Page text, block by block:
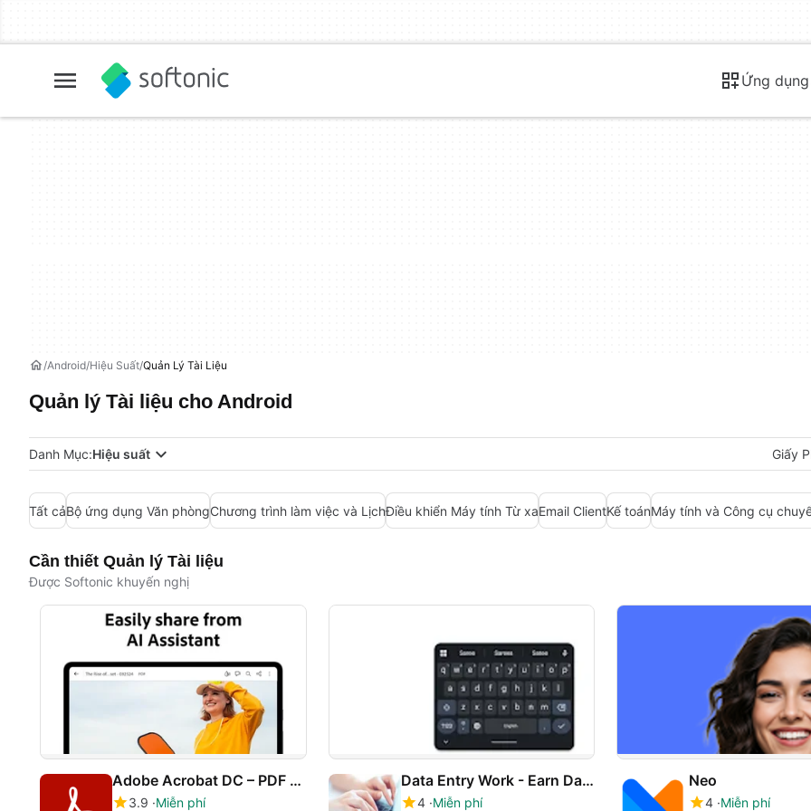
Ứng dụng
Android Hiệu Suất Quản Lý Tài Liệu
Quản lý Tài liệu cho Android
Danh Mục:Hiệu suất Giấy
Tất cảBộ ứng dụng Văn phòngChương trình làm việc và LịchĐiều khiển Máy tính Từ xaEmail ClientKế toánMáy tính và Công cụ
Cần thiết Quản lý Tài liệu
Được Softonic khuyến nghị
Adobe Acrobat DC – PDF Reader
3.9 Miễn phí
Data Entry Work - Earn Daily
4 Miễn phí
Neo
4 Miễn phí